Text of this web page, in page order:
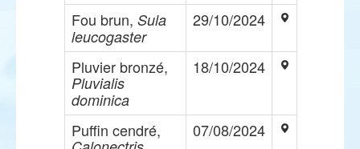
Fou brun, Sula
leucogaster
29/10/2024
Pluvier bronzé,
Pluvialis
dominica
18/10/2024
Puffin cendré, 07/08/2024